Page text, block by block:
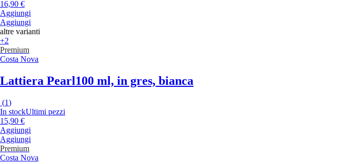
16,90 €
Aggiungi
Aggiungi
altre varianti
+2
Premium
Costa Nova
Lattiera Pearl100 ml, in gres, bianca
(1)
In stockUltimi pezzi
15,90 €
Aggiungi
Aggiungi
Premium
Costa Nova